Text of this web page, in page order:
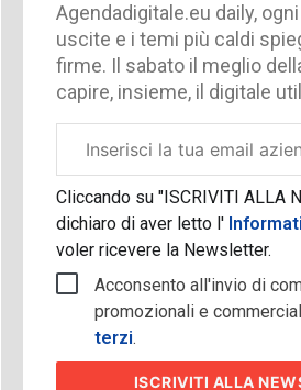
Agendadigitale.eu daily,
uscite e i temi più caldi
firme. Il sabato il meglio
capire, insieme, il digitale
aziendale
Cliccando su "ISCRIVITI ALLA
dichiaro di aver letto l'
voler ricevere la Newsletter.
Acconsento all'invio di
promozionali e
terzi.
ISCRIVITI ALLA